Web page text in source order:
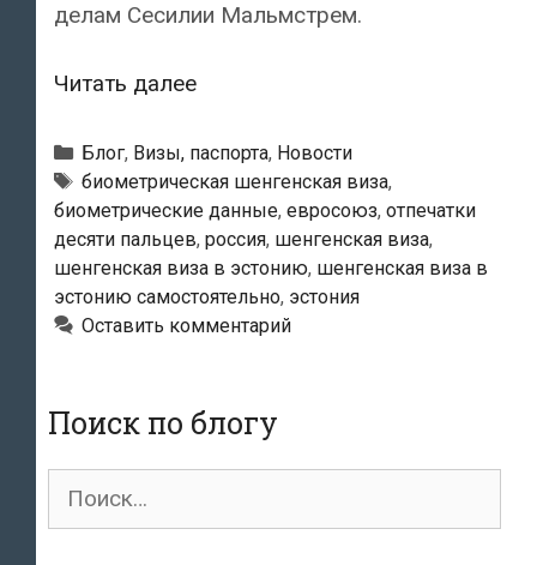
делам Сесилии Мальмстрем.
Читать далееЕвросоюз
биометрические
шенгенские
визы
для
России
в
года
Рубрики
Блог, Визы, паспорта, Новости
Метки
биометрическая шенгенская виза,
биометрические данные, евросоюз, отпечатки
десяти пальцев, россия, шенгенская виза,
шенгенская виза в эстонию, шенгенская виза в
эстонию самостоятельно, эстония
Оставить комментарий
Поиск по блогу
Поиск